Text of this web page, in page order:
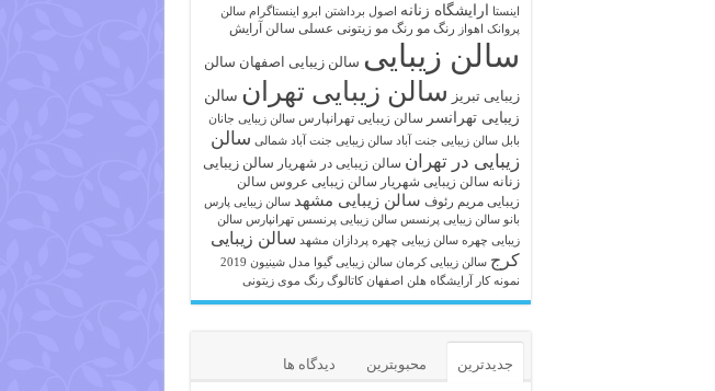
اینستا ارایشگاه زنانه اصول برداشتن ابرو
اینستاگرام سالن
پروانک اهواز
رنگ مو رنگ مو زیتونی عسلی سالن آرایش
سالن زیبایی سالن زیبایی اصفهان سالن
زیبایی تبریز سالن زیبایی تهران سالن
زیبایی تهرانسر سالن زیبایی تهرانپارس سالن زیبایی جانان
بابل سالن زیبایی جنت آباد سالن زیبایی جنت آباد شمالی سالن
زیبایی در تهران سالن زیبایی در شهریار سالن زیبایی
زنانه سالن زیبایی شهریار سالن زیبایی عروس سالن
زیبایی مریم رئوف سالن زیبایی مشهد سالن زیبایی پارس
بانو سالن زیبایی پرنسس سالن زیبایی پرنسس تهرانپارس سالن
زیبایی چهره سالن زیبایی چهره پردازان مشهد سالن زیبایی
کرج سالن زیبایی کرمان سالن زیبایی گیوا
مدل شینیون 2019
نمونه کار آرایشگاه هلن اصفهان کاتالوگ رنگ موی زیتونی
جدیدترین محبوبترین دیدگاه ها